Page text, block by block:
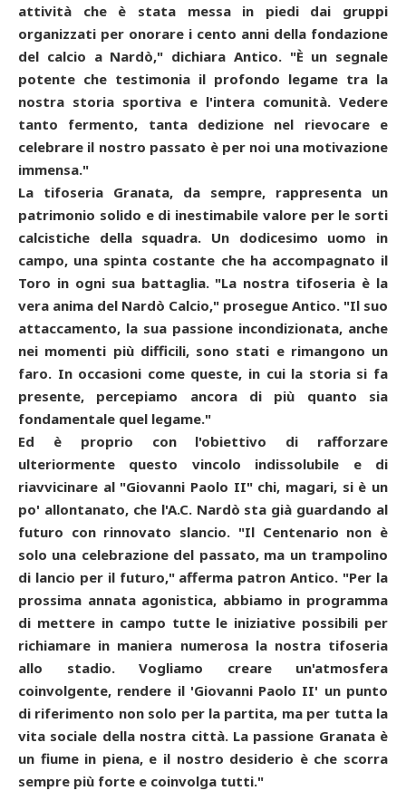
attività che è stata messa in piedi dai gruppi
organizzati per onorare i cento anni della fondazione
del calcio a Nardò," dichiara Antico. "È un segnale
potente che testimonia il profondo legame tra la
nostra storia sportiva e l'intera comunità. Vedere
tanto fermento, tanta dedizione nel rievocare e
celebrare il nostro passato è per noi una motivazione
immensa."
La tifoseria Granata, da sempre, rappresenta un
patrimonio solido e di inestimabile valore per le sorti
calcistiche della squadra. Un dodicesimo uomo in
campo, una spinta costante che ha accompagnato il
Toro in ogni sua battaglia. "La nostra tifoseria è la
vera anima del Nardò Calcio," prosegue Antico. "Il suo
attaccamento, la sua passione incondizionata, anche
nei momenti più difficili, sono stati e rimangono un
faro. In occasioni come queste, in cui la storia si fa
presente, percepiamo ancora di più quanto sia
fondamentale quel legame."
Ed è proprio con l'obiettivo di rafforzare
ulteriormente questo vincolo indissolubile e di
riavvicinare al "Giovanni Paolo II" chi, magari, si è un
po' allontanato, che l'A.C. Nardò sta già guardando al
futuro con rinnovato slancio. "Il Centenario non è
solo una celebrazione del passato, ma un trampolino
di lancio per il futuro," afferma patron Antico. "Per la
prossima annata agonistica, abbiamo in programma
di mettere in campo tutte le iniziative possibili per
richiamare in maniera numerosa la nostra tifoseria
allo stadio. Vogliamo creare un'atmosfera
coinvolgente, rendere il 'Giovanni Paolo II' un punto
di riferimento non solo per la partita, ma per tutta la
vita sociale della nostra città. La passione Granata è
un fiume in piena, e il nostro desiderio è che scorra
sempre più forte e coinvolga tutti."